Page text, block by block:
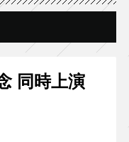
同時上演